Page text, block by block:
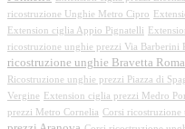
ricostruzione Unghie Metro Cipro
Extension ciglia Appio Pignatelli
ricostruzione unghie prezzi Via Barberini
ricostruzione unghie Bravetta Roma
Ricostruzione unghie prezzi Piazza di
Vergine
Extension ciglia prezzi Medro
prezzi Metro Cornelia Corsi ricostruzione